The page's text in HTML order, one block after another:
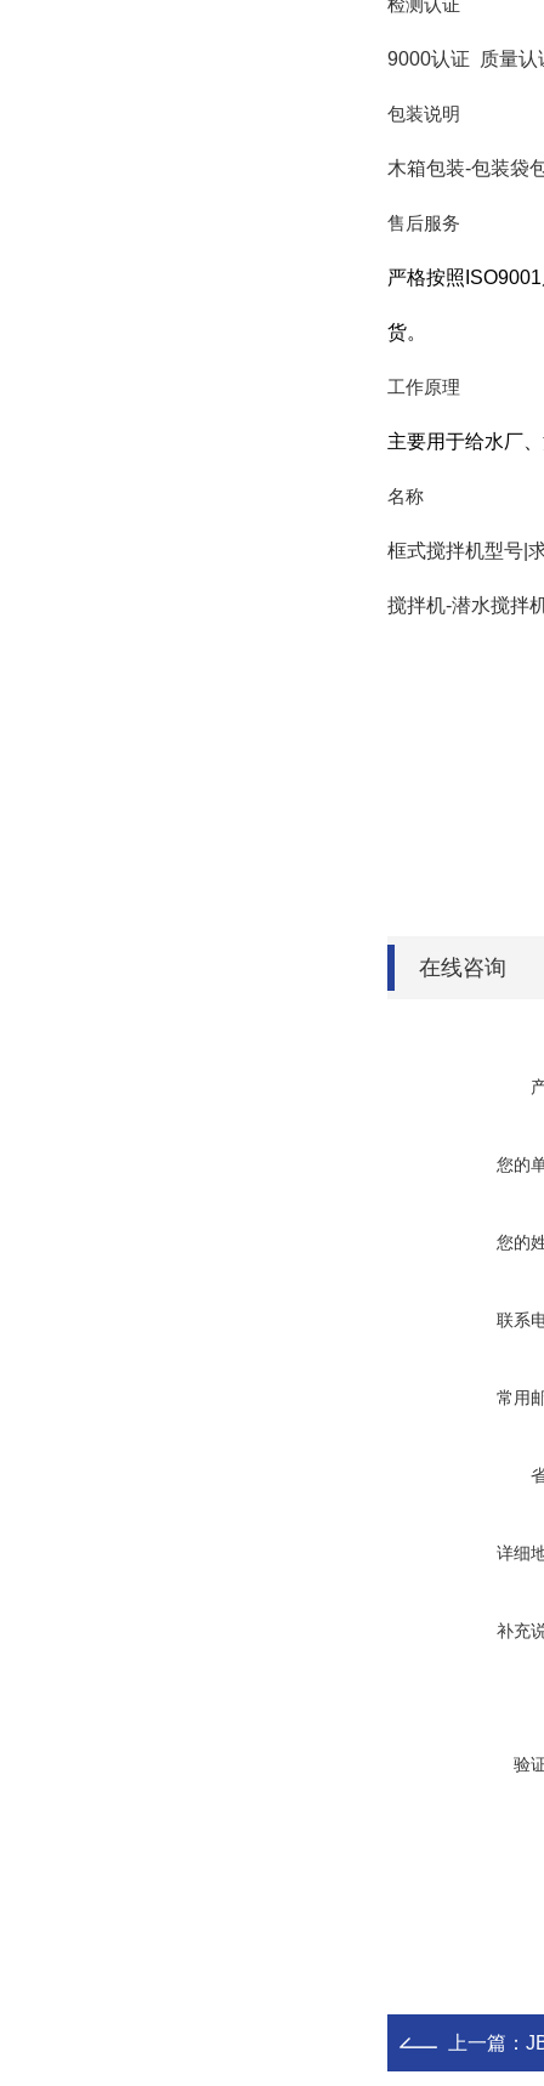
检测认证
9000认证 质量认
包装说明
木箱包装-包装袋
售后服务
严格按照 ISO9001
货。
工作原理
主要用于给水厂
名称
框式搅拌机型号|
搅拌机-潜水搅拌
在线咨询
您的
您的
联系
常用
详细
补充
验
上一篇：